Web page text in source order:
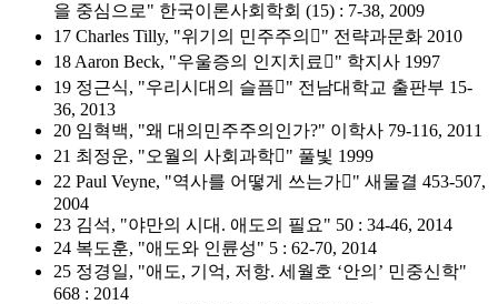
을 중심으로" 한국이론사회학회 (15) : 7-38, 2009
17 Charles Tilly, "위기의 민주주의" 전략과문화 2010
18 Aaron Beck, "우울증의 인지치료" 학지사 1997
19 정근식, "우리시대의 슬픔" 전남대학교 출판부 15-
36, 2013
20 임혁백, "왜 대의민주주의인가?" 이학사 79-116, 2011
21 최정운, "오월의 사회과학" 풀빛 1999
22 Paul Veyne, "역사를 어떻게 쓰는가" 새물결 453-507,
2004
23 김석, "야만의 시대. 애도의 필요" 50 : 34-46, 2014
24 복도훈, "애도와 인륜성" 5 : 62-70, 2014
25 정경일, "애도, 기억, 저항. 세월호 ‘안의’ 민중신학"
668 : 2014